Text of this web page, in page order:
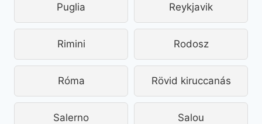
Puglia Reykjavik
Rimini Rodosz
Róma Rövid kiruccanás
Salerno Salou